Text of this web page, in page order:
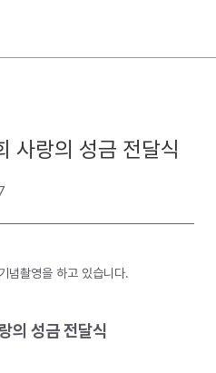
사랑의 성금 전달식
념촬영을 하고 있습니다.
의 성금 전달식